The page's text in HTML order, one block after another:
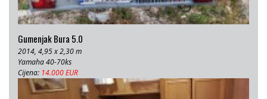
Gumenjak Bura 5.0
2014, 4,95 x 2,30 m
Yamaha 40-70ks
Cijena: 14.000 EUR